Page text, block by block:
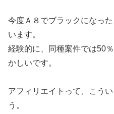
今度Ａ８でブラックになっ
います。
経験的に、同種案件では50
かしいです。
アフィリエイトって、こう
う。